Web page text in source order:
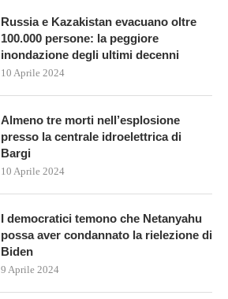
Russia e Kazakistan evacuano oltre
100.000 persone: la peggiore
inondazione degli ultimi decenni
10 Aprile 2024
Almeno tre morti nell’esplosione
presso la centrale idroelettrica di
Bargi
10 Aprile 2024
I democratici temono che Netanyahu
possa aver condannato la rielezione di
Biden
9 Aprile 2024